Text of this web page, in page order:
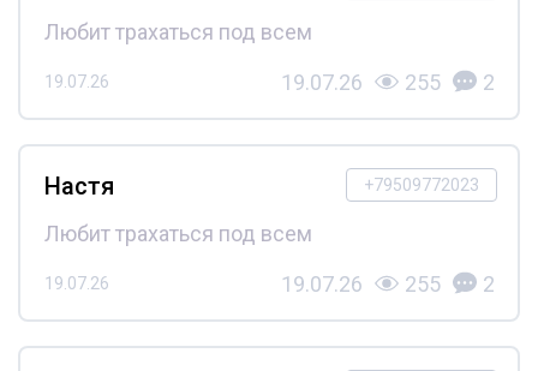
Любит трахаться под всем
19.07.26 19.07.26 255 2
+79509772023
Настя
Любит трахаться под всем
19.07.26 19.07.26 255 2